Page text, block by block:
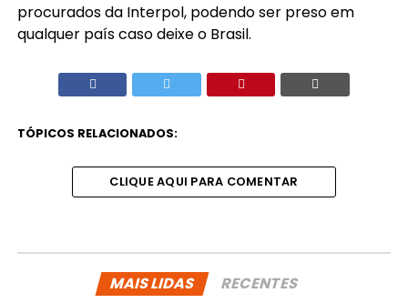
procurados da Interpol, podendo ser preso em
qualquer país caso deixe o Brasil.
TÓPICOS RELACIONADOS:
CLIQUE AQUI PARA COMENTAR
MAIS LIDAS RECENTES